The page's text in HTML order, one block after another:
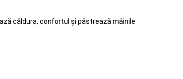
căldura, confortul și păstrează mâinile